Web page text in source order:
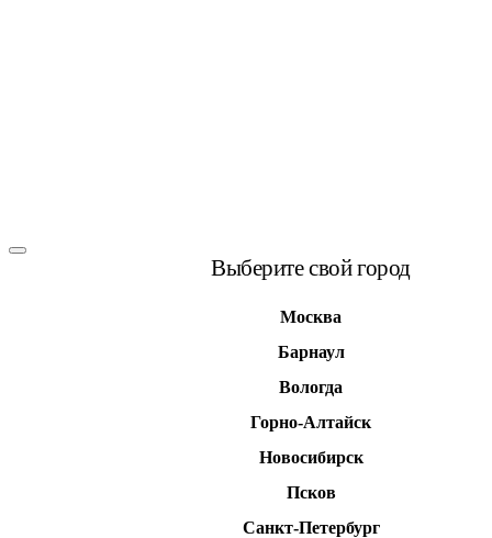
Выберите свой город
Москва
Барнаул
Вологда
Горно-Алтайск
Новосибирск
Псков
Санкт-Петербург